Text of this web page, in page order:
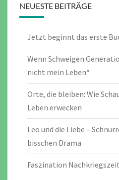
NEUESTE BEITRÄGE
Jetzt beginnt das erste
Wenn Schweigen
nicht mein Leben“
Orte, die bleiben: Wie
Leben erwecken
Leo und die Liebe –
bisschen Drama
Faszination Nachkriegszeit